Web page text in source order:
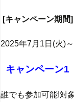
[キャンペーン期間
2025年7月1日(火)
キャンペーン1
誰でも参加可能!対